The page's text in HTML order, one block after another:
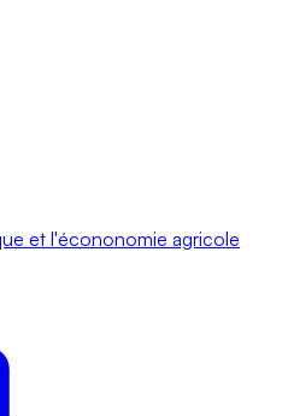
et l'écononomie agricole